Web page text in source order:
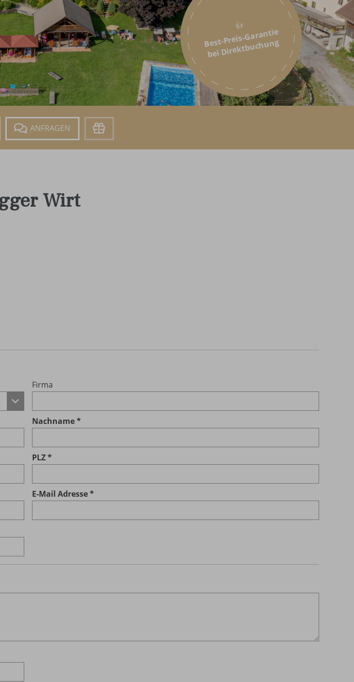
Anfragen Gutschein
👍
Best-Preis-Garantie
bei Direktbuchung
Wirt
Firma
Nachname
PLZ
E-Mail Adresse